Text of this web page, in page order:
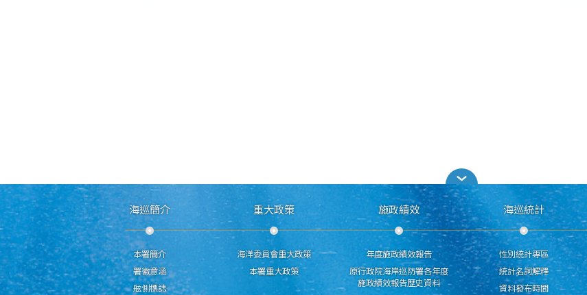
海巡簡介
本署簡介
署徽意涵
舷側標誌
重大政策
海洋委員會重大政策
本署重大政策
施政績效
年度施政績效報告
原行政院海岸巡防署各年度
施政績效報告歷史資料
海巡統計
性別統計專區
統計名詞解釋
資料發布時間